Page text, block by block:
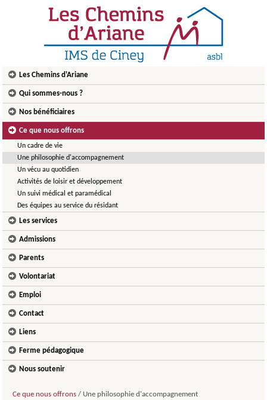
Les Chemins d'Ariane
Qui sommes-nous ?
Nos bénéficiaires
Ce que nous offrons
Un cadre de vie
Une philosophie d'accompagnement
Un vécu au quotidien
Activités de loisir et développement
Un suivi médical et paramédical
Des équipes au service du résidant
Les services
Admissions
Parents
Volontariat
Emploi
Contact
Liens
Ferme pédagogique
Nous soutenir
Ce que nous offrons / Une philosophie d'accompagnement